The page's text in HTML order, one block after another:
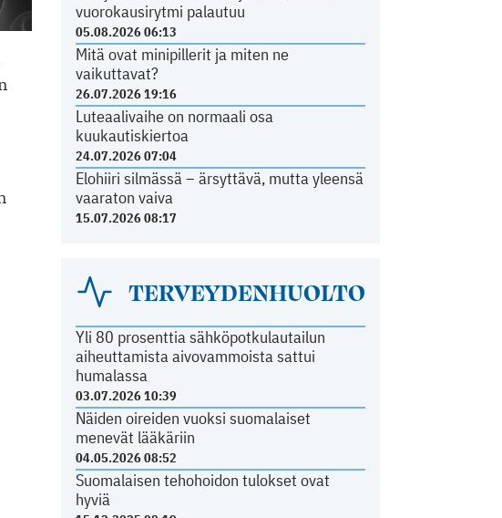
vuorokausirytmi palautuu
05.08.2026 06:13
Mitä ovat minipillerit ja miten ne
vaikuttavat?
26.07.2026 19:16
Luteaalivaihe on normaali osa
kuukautiskiertoa
24.07.2026 07:04
Elohiiri silmässä – ärsyttävä, mutta yleensä
vaaraton vaiva
15.07.2026 08:17
TERVEYDENHUOLTO
Yli 80 prosenttia sähköpotkulautailun
aiheuttamista aivovammoista sattui
humalassa
03.07.2026 10:39
Näiden oireiden vuoksi suomalaiset
menevät lääkäriin
04.05.2026 08:52
Suomalaisen tehohoidon tulokset ovat
hyviä